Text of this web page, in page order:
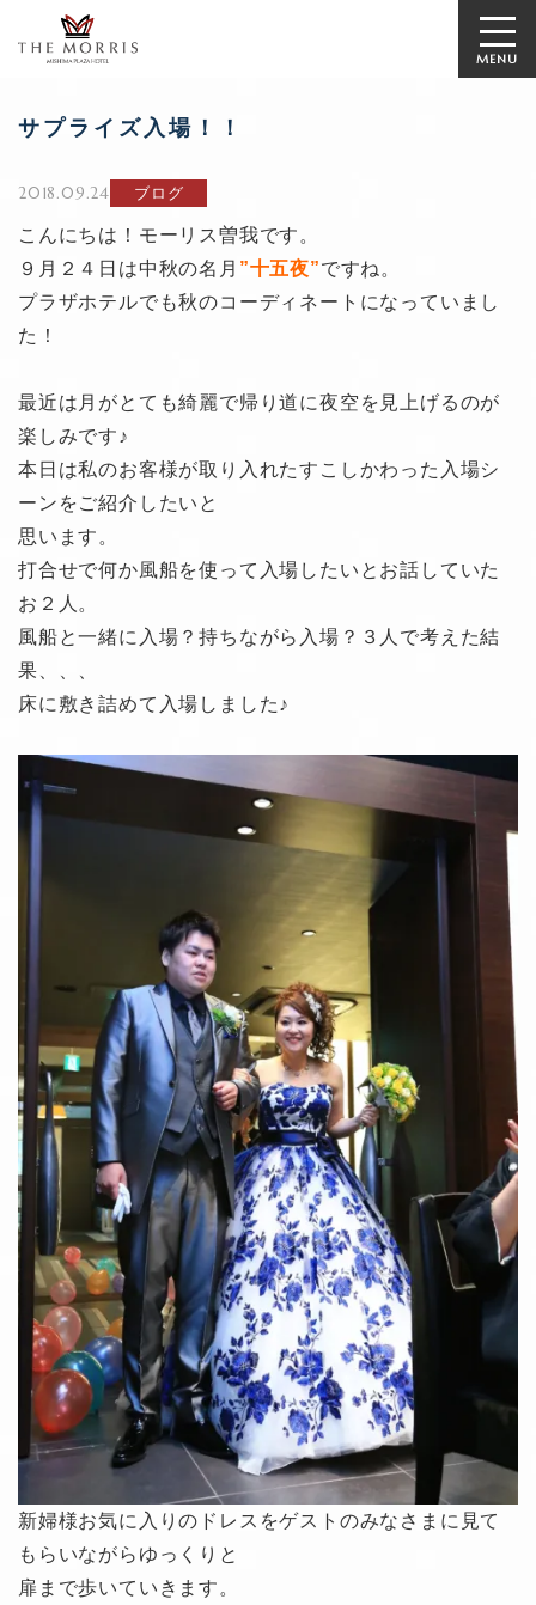
MENU
サプライズ入場！！
2018.09.24 ブログ
こんにちは！モーリス曽我です。
９月２４日は中秋の名月 ”十五夜”ですね。
プラザホテルでも秋のコーディネートになっていまし
た！
最近は月がとても綺麗で帰り道に夜空を見上げるのが
楽しみです♪
本日は私のお客様が取り入れたすこしかわった入場シ
ーンをご紹介したいと
思います。
打合せで何か風船を使って入場したいとお話していた
お２人。
風船と一緒に入場？持ちながら入場？３人で考えた結
果、、、
床に敷き詰めて入場しました♪
新婦様お気に入りのドレスをゲストのみなさまに見て
もらいながらゆっくりと
扉まで歩いていきます。